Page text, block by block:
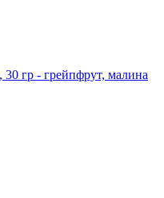
30 гр - грейпфрут, малина